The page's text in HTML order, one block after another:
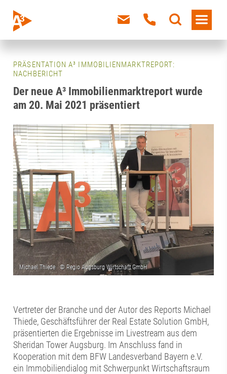
PRÄSENTATION A³ IMMOBILIENMARKTREPORT:
NACHBERICHT
Der neue A³ Immobilienmarktreport wurde
am 20. Mai 2021 präsentiert
Vertreter der Branche und der Autor des Reports Michael
Thiede, Geschäftsführer der Real Estate Solution GmbH,
präsentierten die Ergebnisse im Livestream aus dem
Sheridan Tower Augsburg. Im Anschluss fand in
Kooperation mit dem BFW Landesverband Bayern e.V.
ein Immobiliendialog mit Schwerpunkt Wirtschaftsraum